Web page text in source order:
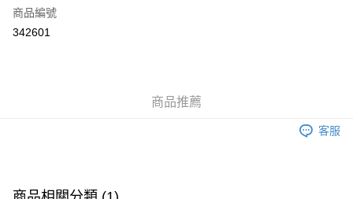
Apple Pay
付款後門市自取，訂單確認後2-4個工作天到店，7天內取。逾期後
商品編號
342601
商品推薦
客服